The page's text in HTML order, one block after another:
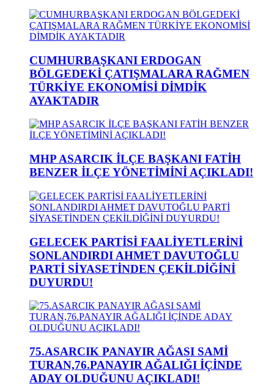
CUMHURBAŞKANI ERDOGAN
BÖLGEDEKİ ÇATIŞMALARA RAĞMEN
TÜRKİYE EKONOMİSİ DİMDİK
AYAKTADIR
MHP ASARCIK İLÇE BAŞKANI FATİH
BENZER İLÇE YÖNETİMİNİ AÇIKLADI!
GELECEK PARTİSİ FAALİYETLERİNİ
SONLANDIRDI AHMET DAVUTOĞLU
PARTİ SİYASETİNDEN ÇEKİLDİĞİNİ
DUYURDU!
75.ASARCIK PANAYIR AĞASI SAMİ
TURAN,76.PANAYIR AĞALIĞI İÇİNDE
ADAY OLDUĞUNU AÇIKLADI!